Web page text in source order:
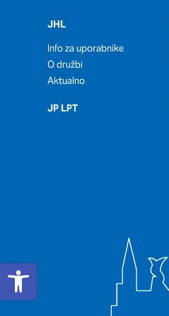
JHL
Info za uporabnike
O družbi
Aktualno
JP LPT
Open toolbar